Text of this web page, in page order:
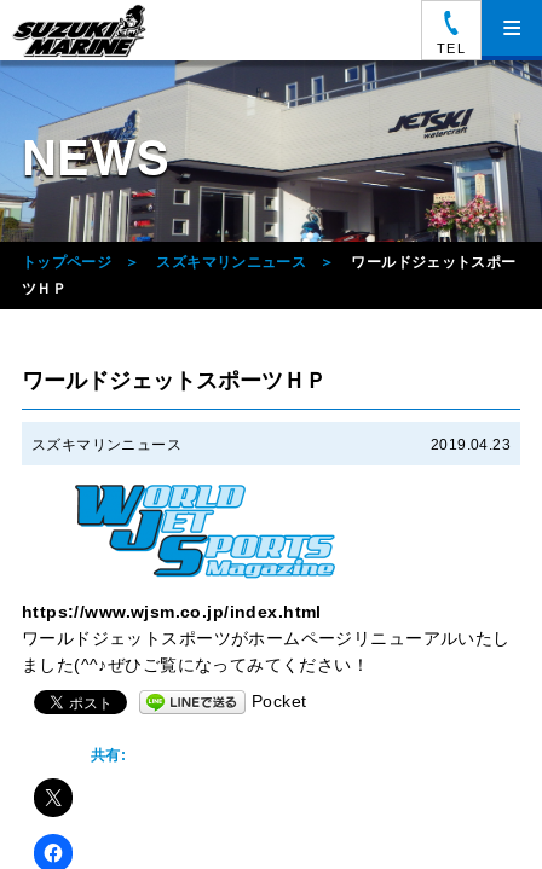
TEL
≡
NEWS
トップページ スズキマリンニュース
ワールドジェットスポー
ツＨＰ
ワールドジェットスポーツＨＰ
スズキマリンニュース 2019.04.23
https://www.wjsm.co.jp/index.html
ワールドジェットスポーツがホームページリニューアルいたし
ました(^^♪ぜひご覧になってみてください！
Pocket
共有: